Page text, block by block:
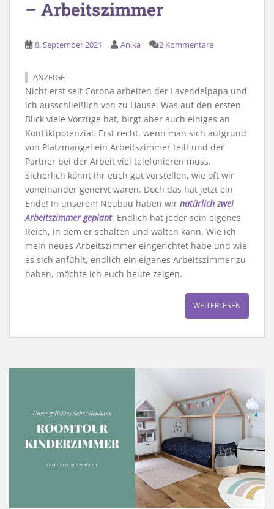
– Arbeitszimmer
8. September 2021 Anika 2 Kommentare
ANZEIGE
Nicht erst seit Corona arbeiten der Lavendelpapa und
ich ausschließlich von zu Hause. Was auf den ersten
Blick viele Vorzüge hat, birgt aber auch einiges an
Konfliktpotenzial. Erst recht, wenn man sich aufgrund
von Platzmangel ein Arbeitszimmer teilt und der
Partner bei der Arbeit viel telefonieren muss.
Sicherlich könnt ihr euch gut vorstellen, wie oft wir
voneinander genervt waren. Doch das hat jetzt ein
Ende! In unserem Neubau haben wir natürlich zwei
Arbeitszimmer geplant. Endlich hat jeder sein eigenes
Reich, in dem er schalten und walten kann. Wie ich
mein neues Arbeitszimmer eingerichtet habe und wie
es sich anfühlt, endlich ein eigenes Arbeitszimmer zu
haben, möchte ich euch heute zeigen.
WEITERLESEN